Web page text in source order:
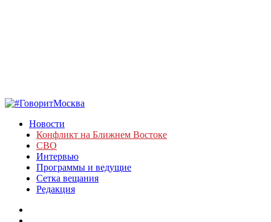
Новости
Конфликт на Ближнем Востоке
СВО
Интервью
Программы и ведущие
Сетка вещания
Редакция